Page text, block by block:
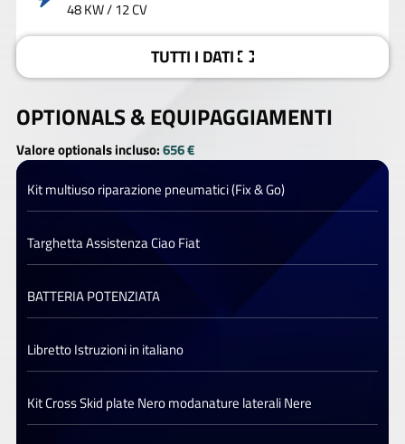
48 KW / 12 CV
TUTTI I DATI
OPTIONALS &EQUIPAGGIAMENTI
Valore optionals incluso:656 €
Kit multiuso riparazione pneumatici (Fix & Go)
Targhetta Assistenza Ciao Fiat
BATTERIA POTENZIATA
Libretto Istruzioni in italiano
Kit Cross Skid plate Nero modanature laterali Nere